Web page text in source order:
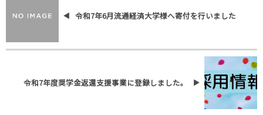
令和7年6月流通経済大学様へ寄付を行いました
令和7年度奨学金返還支援事業に登録しました。